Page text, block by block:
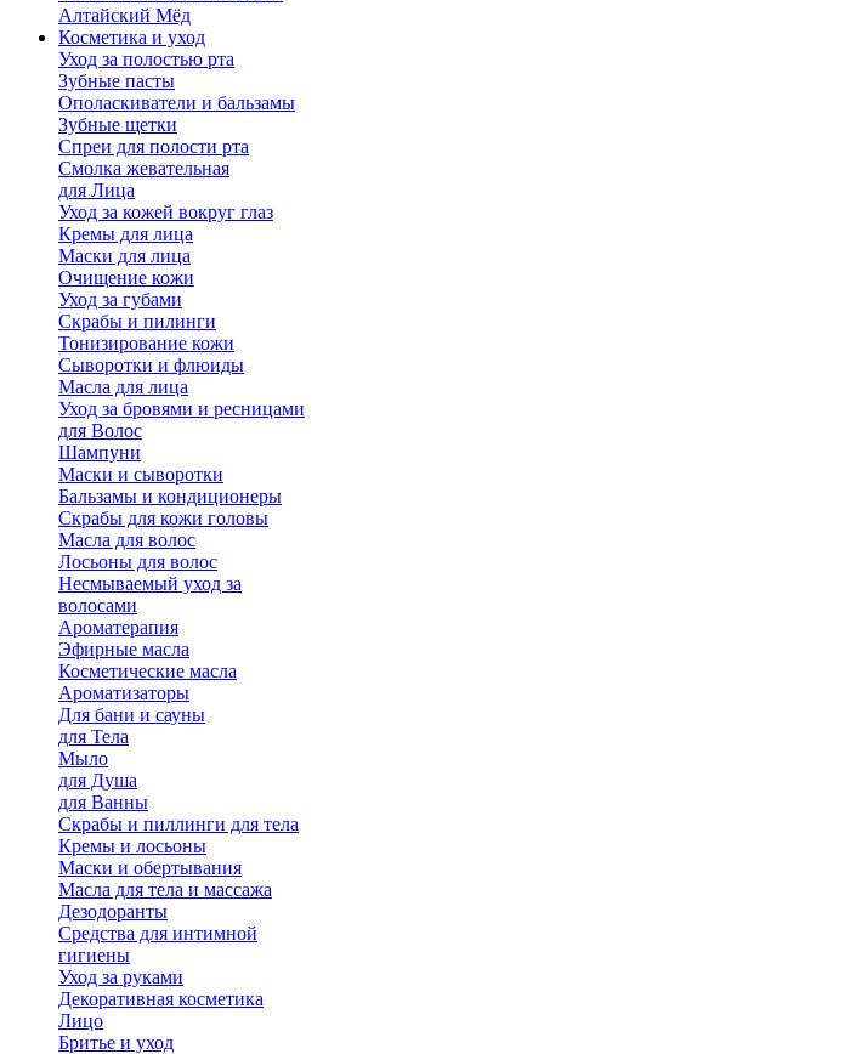
Алтайский Мёд
Косметика и уход
Уход за полостью рта
Зубные пасты
Ополаскиватели и бальзамы
Зубные щетки
Спреи для полости рта
Смолка жевательная
для Лица
Уход за кожей вокруг глаз
Кремы для лица
Маски для лица
Очищение кожи
Уход за губами
Скрабы и пилинги
Тонизирование кожи
Сыворотки и флюиды
Масла для лица
Уход за бровями и ресницами
для Волос
Шампуни
Маски и сыворотки
Бальзамы и кондиционеры
Скрабы для кожи головы
Масла для волос
Лосьоны для волос
Несмываемый уход за
волосами
Ароматерапия
Эфирные масла
Косметические масла
Ароматизаторы
Для бани и сауны
для Тела
Мыло
для Душа
для Ванны
Скрабы и пиллинги для тела
Кремы и лосьоны
Маски и обертывания
Масла для тела и массажа
Дезодоранты
Средства для интимной
гигиены
Уход за руками
Декоративная косметика
Лицо
Бритье и уход